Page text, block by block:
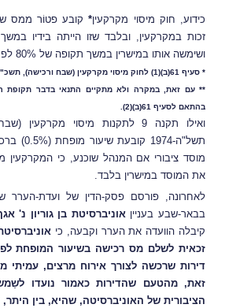
כידוע, חוק מיסוי מקרקעין*קובע פטוֹר ממס
זכות במקרקעין, ובלבד שזו הייתה בידיו
ושימשה אותו במישרין במשך תקופה של 80% לפחות מתקופת ההחזקה.
* סעיף 61(ב)(1) לחוק מיסוי מקרקעין (שבח ורכישה), תשכ"ג-1963.
בהתאם לסעיף 61(ב)(2).
ואילו תקנה 9 לתקנות מיסוי
תשל"ה-1974
מוסד ציבורי אם המנהל שוכנע, כי המקרקעין
את המוסד במישרין בלבד.
לאחרונה, פורסם פסק-הדין של ועדת-הערר
בבאר-שבע בענייןאוניברסיטת בן גוריון נ'
קיבלה הוועדה את הערר וקבעה, כי
דירות שרכשה לצורך אירוח מרצים, עמיתי
זאת, מהטעם שהדירות כאמור נועדו
הציבורית של האוניברסיטה, שהיא, בין